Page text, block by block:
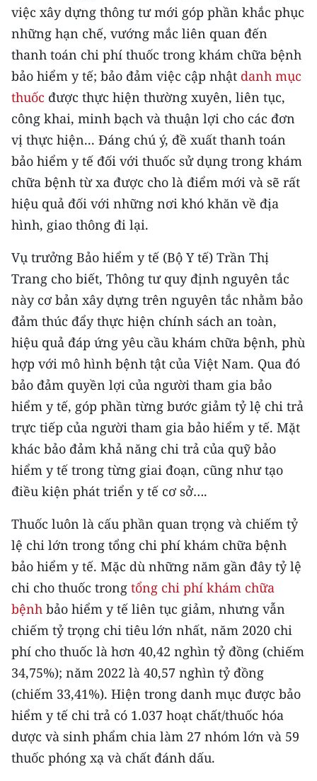
54 DÂN TỘC VIỆT NAM
CHƯƠNG TRÌNH OCOP - MỖI XÃ
MỘT SẢN PHẨM
RADIO
MEDIA CENTER
E-Magazine
Video
Media Kinh tế
Media Văn hóa
Media Xã hội
Media Pháp luật
Media Du lịch
Media Thế giới
Media Thể thao
Media Giáo dục
Media Y tế
Media Khoa học - Công nghệ
Media Môi trường
Ảnh
Infographic
TIN MỚI
TIN ĐỊA PHƯƠNG
Trung du và miền núi phía Bắc
việc xây dựng thông tư mới góp phần khắc phục
những hạn chế, vướng mắc liên quan đến
thanh toán chi phí thuốc trong khám chữa bệnh
bảo hiểm y tế; bảo đảm việc cập nhật danh mục
thuốc được thực hiện thường xuyên, liên tục,
công khai, minh bạch và thuận lợi cho các đơn
vị thực hiện... Đáng chú ý, đề xuất thanh toán
bảo hiểm y tế đối với thuốc sử dụng trong khám
chữa bệnh từ xa được cho là điểm mới và sẽ rất
hiệu quả đối với những nơi khó khăn về địa
hình, giao thông đi lại.
Vụ trưởng Bảo hiểm y tế (Bộ Y tế) Trần Thị
Trang cho biết, Thông tư quy định nguyên tắc
này cơ bản xây dựng trên nguyên tắc nhằm bảo
đảm thúc đẩy thực hiện chính sách an toàn,
hiệu quả đáp ứng yêu cầu khám chữa bệnh, phù
hợp với mô hình bệnh tật của Việt Nam. Qua đó
bảo đảm quyền lợi của người tham gia bảo
hiểm y tế, góp phần từng bước giảm tỷ lệ chi trả
trực tiếp của người tham gia bảo hiểm y tế. Mặt
khác bảo đảm khả năng chi trả của quỹ bảo
hiểm y tế trong từng giai đoạn, cũng như tạo
điều kiện phát triển y tế cơ sở….
Thuốc luôn là cấu phần quan trọng và chiếm tỷ
lệ chi lớn trong tổng chi phí khám chữa bệnh
bảo hiểm y tế. Mặc dù những năm gần đây tỷ lệ
chi cho thuốc trong tổng chi phí khám chữa
bệnh bảo hiểm y tế liên tục giảm, nhưng vẫn
chiếm tỷ trọng chi tiêu lớn nhất, năm 2020 chi
phí cho thuốc là hơn 40,42 nghìn tỷ đồng (chiếm
34,75%); năm 2022 là 40,57 nghìn tỷ đồng
(chiếm 33,41%). Hiện trong danh mục được bảo
hiểm y tế chi trả có 1.037 hoạt chất/thuốc hóa
dược và sinh phẩm chia làm 27 nhóm lớn và 59
thuốc phóng xạ và chất đánh dấu.